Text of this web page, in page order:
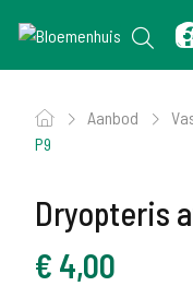
Aanbod
P9
Dryopteris
€ 4,00